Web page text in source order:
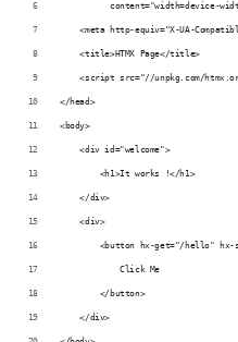
content="width=device-
<meta http-equiv="X-UA-
    <title>HTMX Page</title>
<script src="//unpkg.com/
</head>
<body>
    <div id="welcome">
        <h1>It works !</h1>
    </div>
    <div>
<button hx-get="/hello"
            Click Me
        </button>
    </div>